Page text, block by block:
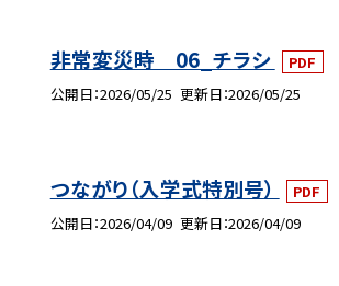
非常変災時 06_チラシ
PDF
公開日 2026/05/25 更新日 2026/05/25
つながり（入学式特別号）
PDF
公開日 2026/04/09 更新日 2026/04/09